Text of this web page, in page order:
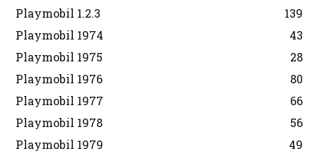
Playmobil 1.2.3
139
Playmobil 1974
43
Playmobil 1975
28
Playmobil 1976
80
Playmobil 1977
66
Playmobil 1978
56
Playmobil 1979
49